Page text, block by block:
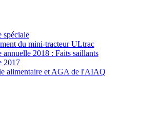
spéciale
du mini-tracteur ULtrac
annuelle 2018 : Faits saillants
2017
alimentaire et AGA de l'AIAQ